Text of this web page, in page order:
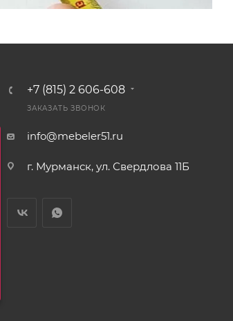
+7 (815) 2 606-608
ЗАКАЗАТЬ ЗВОНОК
info@mebeler51.ru
г. Мурманск, ул. Свердлова 11Б